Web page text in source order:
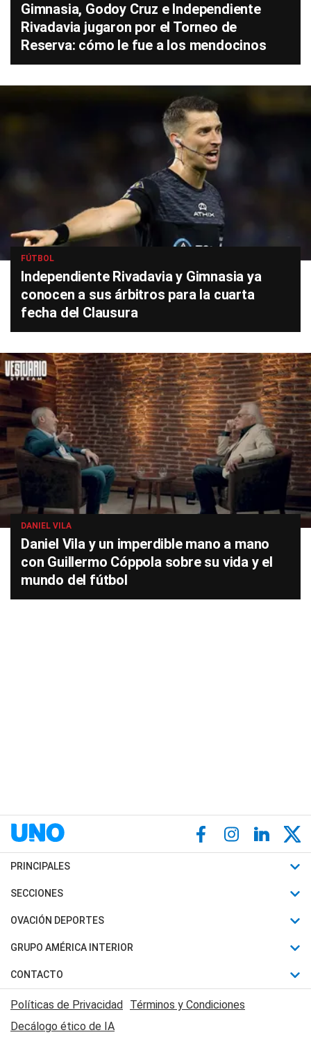
Gimnasia, Godoy Cruz e Independiente
Rivadavia jugaron por el Torneo de
Reserva: cómo le fue a los mendocinos
FÚTBOL
Independiente Rivadavia y Gimnasia ya
conocen a sus árbitros para la cuarta
fecha del Clausura
DANIEL VILA
Daniel Vila y un imperdible mano a mano
con Guillermo Cóppola sobre su vida y el
mundo del fútbol
PRINCIPALES
Últimas Noticias
Política
Judiciales
Economia
SECCIONES
Horóscopo
Motores
Trucos caseros
Series y Películas
Edictos y Solicitadas
OVACIÓN DEPORTES
Fútbol
Mundial
Automovilismo
Rugby
GRUPO AMÉRICA INTERIOR
Canal 7 en Vivo
CONTACTO
Acerca de Nosotros
Contactanos
Políticas de Privacidad Términos y Condiciones
Decálogo ético de IA